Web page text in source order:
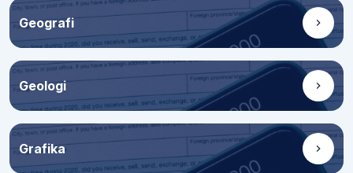
Geografi
Geologi
Grafika